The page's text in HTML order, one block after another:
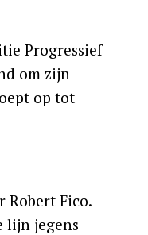
Progressief
om zijn
op tot
Robert Fico.
lijn jegens